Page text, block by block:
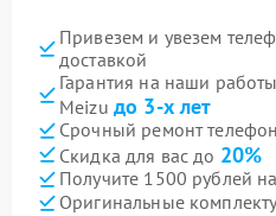
Привезем и увезем
доставкой
Гарантия на наши
Meizu до 3-х лет
Срочный ремонт
Скидка для вас до 20%
Получите 1500 рублей
Оригинальные